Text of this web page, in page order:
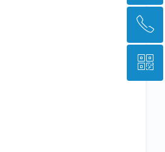
回到顶部
ꂅ
028-85223948
ꀥ